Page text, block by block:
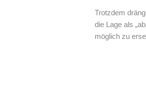
Trotzdem
die Lage als
möglich zu